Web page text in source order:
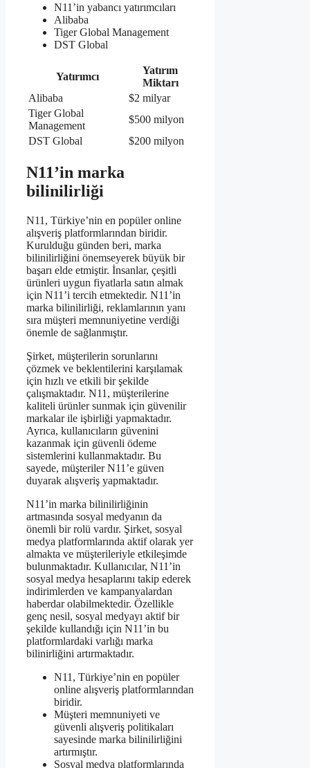
N11’in yabancı yatırımcıları
Alibaba
Tiger Global Management
DST Global
Yatırımcı
Yatırım
Miktarı
Alibaba
$2 milyar
Tiger Global
Management
$500 milyon
DST Global
$200 milyon
N11’in marka
bilinilirliği
N11, Türkiye’nin en popüler online
alışveriş platformlarından biridir.
Kurulduğu günden beri, marka
bilinilirliğini önemseyerek büyük bir
başarı elde etmiştir. İnsanlar, çeşitli
ürünleri uygun fiyatlarla satın almak
için N11’i tercih etmektedir. N11’in
marka bilinilirliği, reklamlarının yanı
sıra müşteri memnuniyetine verdiği
önemle de sağlanmıştır.
Şirket, müşterilerin sorunlarını
çözmek ve beklentilerini karşılamak
için hızlı ve etkili bir şekilde
çalışmaktadır. N11, müşterilerine
kaliteli ürünler sunmak için güvenilir
markalar ile işbirliği yapmaktadır.
Ayrıca, kullanıcıların güvenini
kazanmak için güvenli ödeme
sistemlerini kullanmaktadır. Bu
sayede, müşteriler N11’e güven
duyarak alışveriş yapmaktadır.
N11’in marka bilinilirliğinin
artmasında sosyal medyanın da
önemli bir rolü vardır. Şirket, sosyal
medya platformlarında aktif olarak yer
almakta ve müşterileriyle etkileşimde
bulunmaktadır. Kullanıcılar, N11’in
sosyal medya hesaplarını takip ederek
indirimlerden ve kampanyalardan
haberdar olabilmektedir. Özellikle
genç nesil, sosyal medyayı aktif bir
şekilde kullandığı için N11’in bu
platformlardaki varlığı marka
bilinirliğini artırmaktadır.
N11, Türkiye’nin en popüler
online alışveriş platformlarından
biridir.
Müşteri memnuniyeti ve
güvenli alışveriş politikaları
sayesinde marka bilinilirliğini
artırmıştır.
Sosyal medya platformlarında